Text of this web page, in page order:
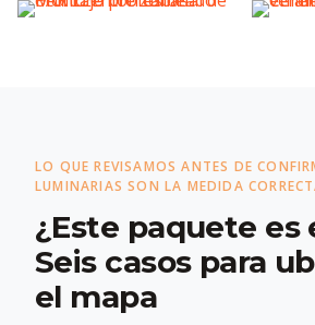
LO QUE REVISAMOS ANTES DE
LUMINARIAS SON LA MEDIDA
¿Este paquete es
Seis casos para
el mapa